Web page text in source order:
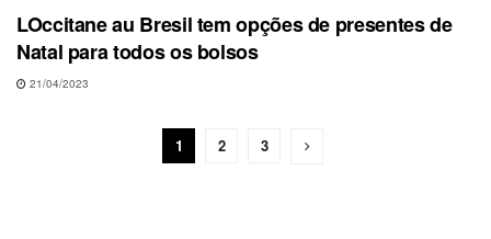
LOccitane au Bresil tem opções de presentes de
Natal para todos os bolsos
21/04/2023
1 2 3